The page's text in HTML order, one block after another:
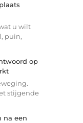
u wilt
puin,
op
stijgende
na een